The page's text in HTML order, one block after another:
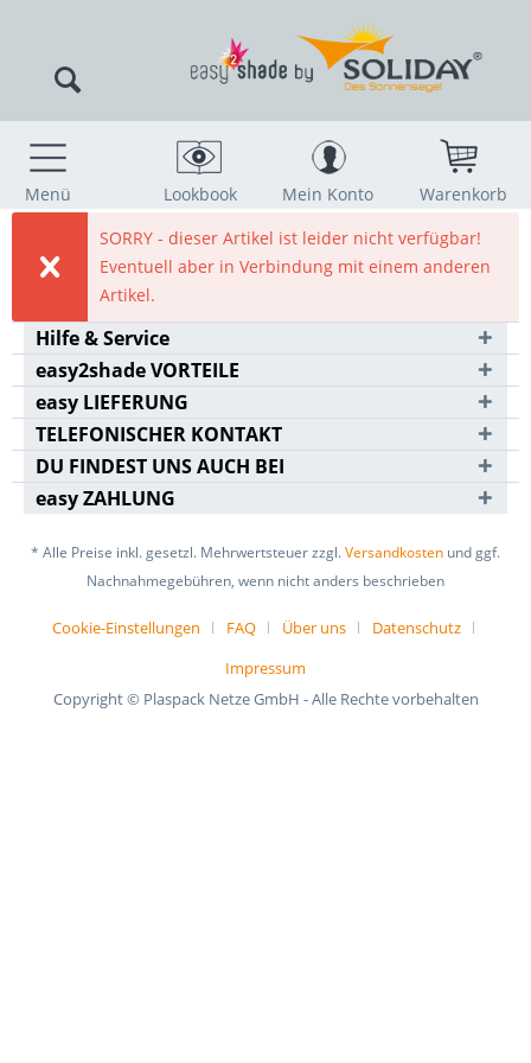
Menü Lookbook Mein Konto
Warenkorb
SORRY - dieser Artikel ist leider nicht verfügbar!
Eventuell aber in Verbindung mit einem anderen
Artikel.
Hilfe & Service
easy2shade VORTEILE
easy LIEFERUNG
TELEFONISCHER KONTAKT
DU FINDEST UNS AUCH BEI
easy ZAHLUNG
* Alle Preise inkl. gesetzl. Mehrwertsteuer zzgl.Versandkosten und ggf.
Nachnahmegebühren, wenn nicht anders beschrieben
Cookie-Einstellungen FAQ Über uns
Datenschutz
Impressum
Copyright © Plaspack Netze GmbH - Alle Rechte vorbehalten